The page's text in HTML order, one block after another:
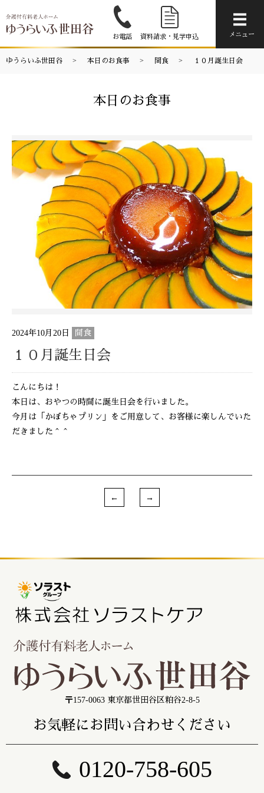
お電話 資料請求・見学申込 メニュー
ゆうらいふ世田谷 本日のお食事 間食 １０月誕生日会
本日のお食事
2024年10月20日 間食
１０月誕生日会
こんにちは！
本日は、おやつの時間に誕生日会を行いました。
今月は「かぼちゃプリン」をご用意して、お客様に楽しんでいた
だきました＾＾
〒157-0063 東京都世田谷区粕谷2-8-5
お気軽にお問い合わせください
0120-758-605